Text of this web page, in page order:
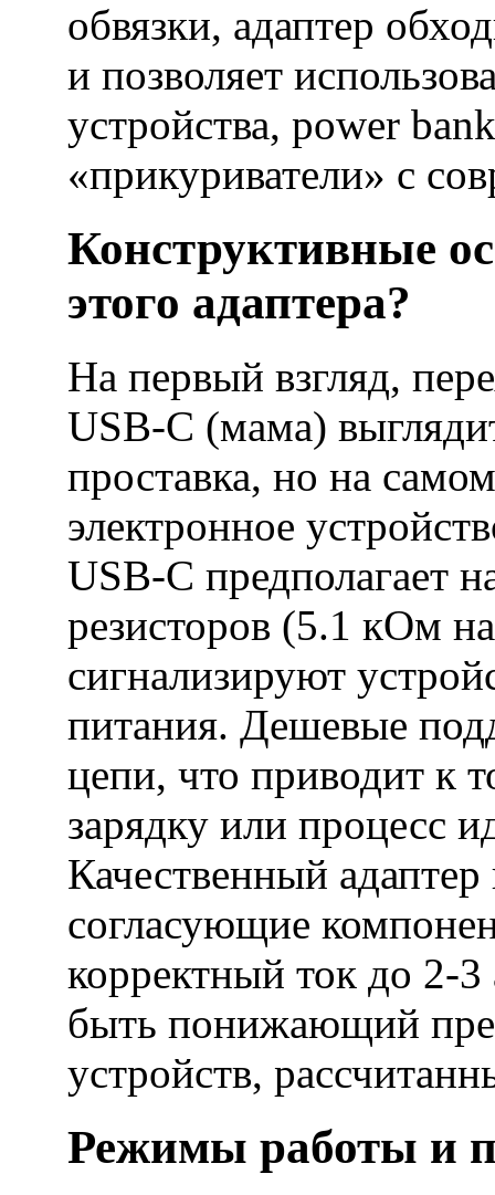
обвязки, адаптер
и позволяет
устройства, power
«прикуриватели» с
Конструктивные
этого адаптера?
На первый взгляд,
USB-C (мама)
проставка, но на
электронное
USB-C предполагает
резисторов (5.1 кОм
сигнализируют
питания. Дешевые
цепи, что приводит к
зарядку или процесс
Качественный адаптер
согласующие
корректный ток до 2-
быть понижающий
устройств,
Режимы работы и